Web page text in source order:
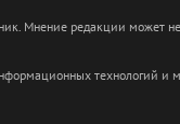
Мнение редакции